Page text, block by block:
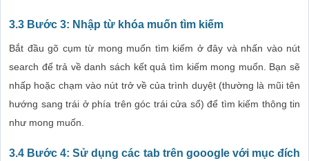
3.3 Bước 3: Nhập từ khóa muốn tìm kiếm
Bắt đầu gõ cụm từ mong muốn tìm kiếm ở đây và nhấn vào nút
search để trả về danh sách kết quả tìm kiếm mong muốn. Bạn sẽ
nhấp hoặc chạm vào nút trở về của trình duyệt (thường là mũi tên
hướng sang trái ở phía trên góc trái cửa sổ) để tìm kiếm thông tin
như mong muốn.
3.4 Bước 4: Sử dụng các tab trên gooogle với mục đích